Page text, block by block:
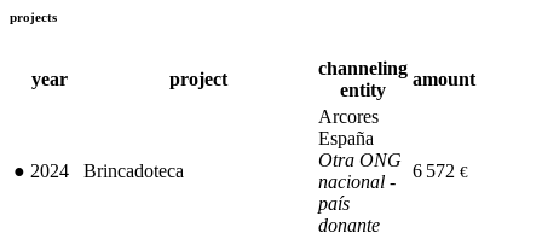
projects
year project
channeling
entity
amount
● 2024 Brincadoteca
Arcores
España
Otra ONG
nacional -
país
donante
6 572 €